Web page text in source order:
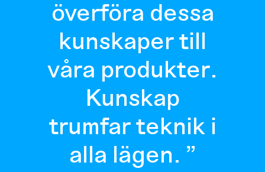
överföra dessa
kunskaper till
våra produkter.
Kunskap
trumfar teknik i
alla lägen.